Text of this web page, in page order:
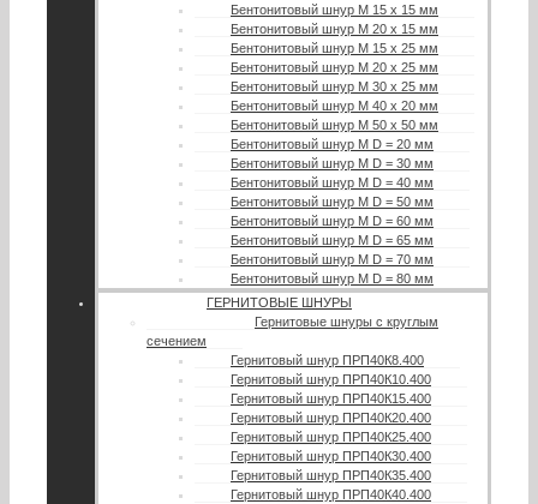
Бентонитовый шнур М 15 х 15 мм
Бентонитовый шнур М 20 х 15 мм
Бентонитовый шнур М 15 х 25 мм
Бентонитовый шнур М 20 х 25 мм
Бентонитовый шнур М 30 х 25 мм
Бентонитовый шнур М 40 х 20 мм
Бентонитовый шнур М 50 х 50 мм
Бентонитовый шнур М D = 20 мм
Бентонитовый шнур М D = 30 мм
Бентонитовый шнур М D = 40 мм
Бентонитовый шнур М D = 50 мм
Бентонитовый шнур М D = 60 мм
Бентонитовый шнур М D = 65 мм
Бентонитовый шнур М D = 70 мм
Бентонитовый шнур М D = 80 мм
ГЕРНИТОВЫЕ ШНУРЫ
Гернитовые шнуры с круглым
сечением
Гернитовый шнур ПРП40К8.400
Гернитовый шнур ПРП40К10.400
Гернитовый шнур ПРП40К15.400
Гернитовый шнур ПРП40К20.400
Гернитовый шнур ПРП40К25.400
Гернитовый шнур ПРП40К30.400
Гернитовый шнур ПРП40К35.400
Гернитовый шнур ПРП40К40.400